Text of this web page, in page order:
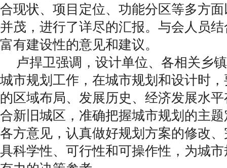
合现状、项目定位、功能分区等多方面
并茂，进行了详尽的汇报。与会人员
富有建设性的意见和建议。
卢捍卫强调，设计单位、各相关乡
城市规划工作，在城市规划和设计时
的区域布局、发展历史、经济发展水
合新旧城区，准确把握城市规划的主
各方意见，认真做好规划方案的修改
具科学性、可行性和可操作性，为城